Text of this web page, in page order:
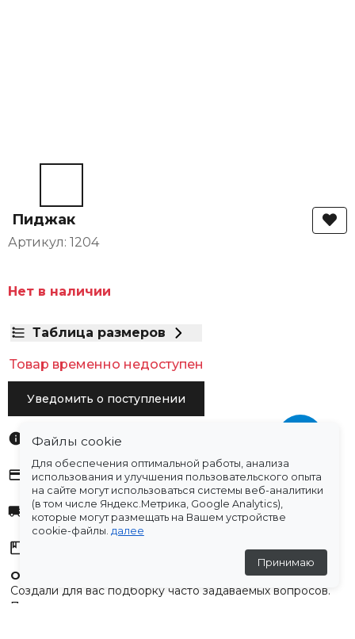
Пиджак
Артикул: 1204
Нет в наличии
Таблица размеров
Товар временно недоступен
Уведомить о поступлении
Характеристики
Оплата
Доставка
Остались вопросы?
Создали для вас подборку часто задаваемых вопросов.
Переходи по ссылке
Файлы cookie
Для обеспечения оптимальной работы, анализа
использования и улучшения пользовательского опыта
на сайте могут использоваться системы веб-аналитики
(в том числе Яндекс.Метрика, Google Analytics),
которые могут размещать на Вашем устройстве
cookie-файлы. далее
Принимаю